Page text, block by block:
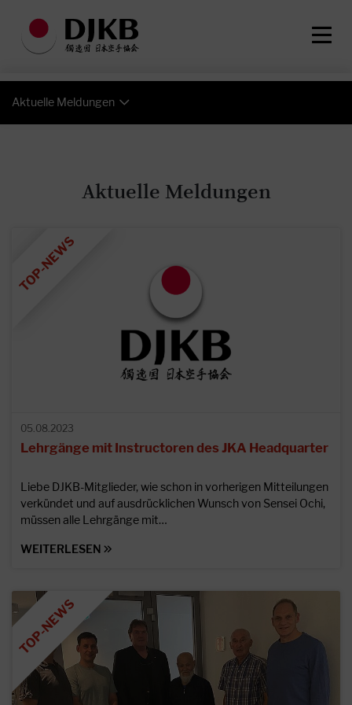
Aktuelle Meldungen
Aktuelle Meldungen
05.08.2023
Lehrgänge mit Instructoren des JKA Headquarter
Liebe DJKB-Mitglieder, wie schon in vorherigen Mitteilungen
verkündet und auf ausdrücklichen Wunsch von Sensei Ochi,
müssen alle Lehrgänge mit…
WEITERLESEN